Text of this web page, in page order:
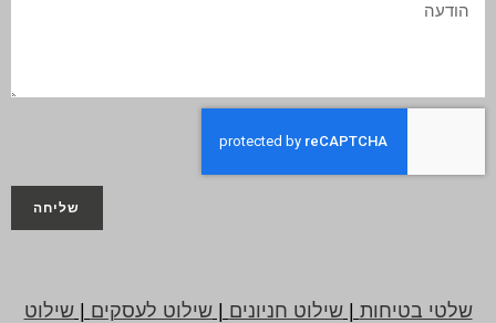
שליחה
שלטי בטיחות |שילוט חניונים |שילוט לעסקים |שילוט